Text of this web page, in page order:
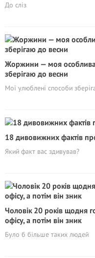
До сліз
Жоржини — моя особлива
зберігаю до весни
Мої улюблені способи
18 дивовижних фактів
Який факт вас здивував?
Чоловік 20 років щодня
офісу, а потім він зник
Було б більше таких людей